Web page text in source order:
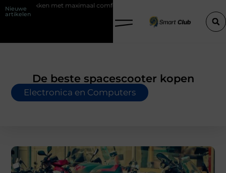
Nieuwe
artikelen
met maximaal comfort Fysio Bleiswijk: professionele
De beste spacescooter kopen
Electronica en Computers